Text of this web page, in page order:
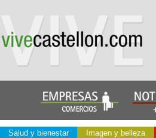
Salud y bienestar Imagen y belleza